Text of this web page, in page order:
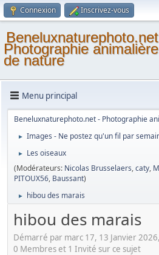
Connexion Inscrivez-vous
Photographie
de nature
Menu principal
Beneluxnaturephoto.net - Photographie
► Images - Ne postez qu'un fil par
►
Les oiseaux
(Modérateurs: Nicolas Brusselaers,caty,
PITOUX56, Baussant)
► hibou des marais
hibou des marais
Démarré par marc 17, 13 Janvier
0 Membres et 1 Invité sur ce sujet